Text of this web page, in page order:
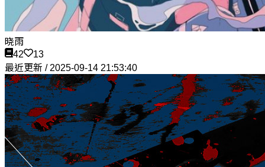
晓雨
42
13
最近更新 / 2025-09-14 21:53:40